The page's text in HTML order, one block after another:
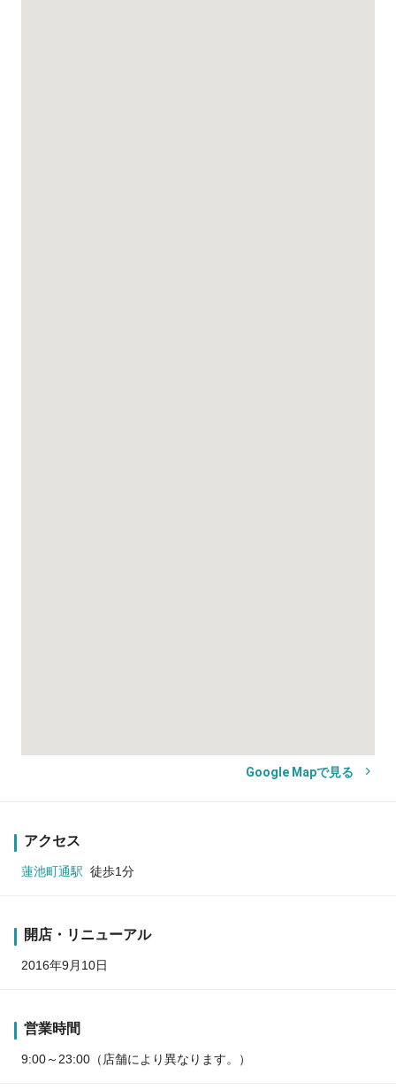
Google Mapで見る
アクセス
蓮池町通駅 徒歩1分
開店・リニューアル
2016年9月10日
営業時間
9:00～23:00（店舗により異なります。）